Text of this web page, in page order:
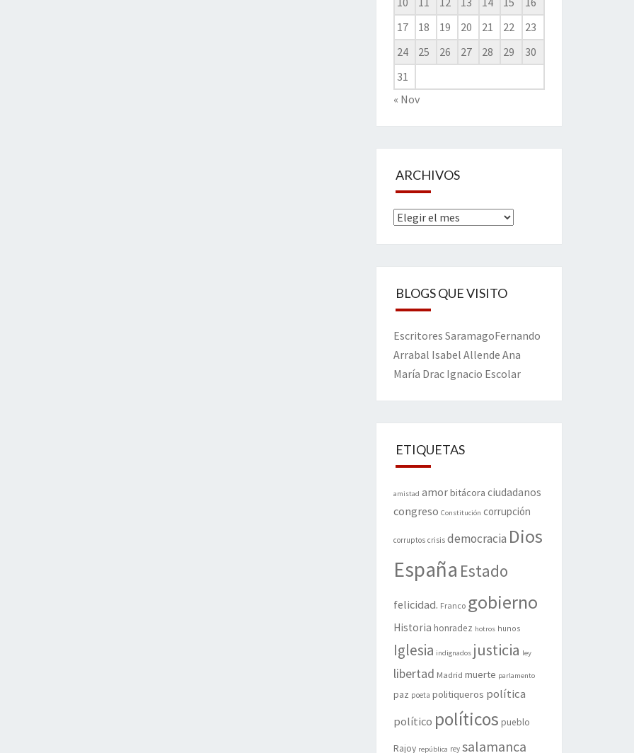
17
18 19 20 21 22
23
24
25 26 27 28 29
30
31
« Nov
ARCHIVOS
Archivos
BLOGS QUE VISITO
Escritores SaramagoFernando
Arrabal Isabel Allende Ana
María Drac Ignacio Escolar
ETIQUETAS
amistad amorbitácora ciudadanos
congreso Constitución corrupción
corruptos crisis democracia Dios
España Estado
felicidad. Franco gobierno
Historia honradez hotros hunos
Iglesia indignados justicia ley
libertad Madrid muerte parlamento
paz poeta politiqueros política
político políticos pueblo
Rajoy república rey salamanca